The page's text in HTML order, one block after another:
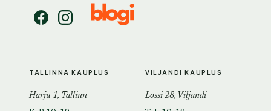
TALLINNA KAUPLUS
Harju 1, Tallinn
VILJANDI KAUPLUS
Lossi 28, Viljandi